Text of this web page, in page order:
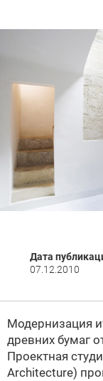
Дата
07.12.2010
Модернизация
древних бумаг
Проектная
Architecture)